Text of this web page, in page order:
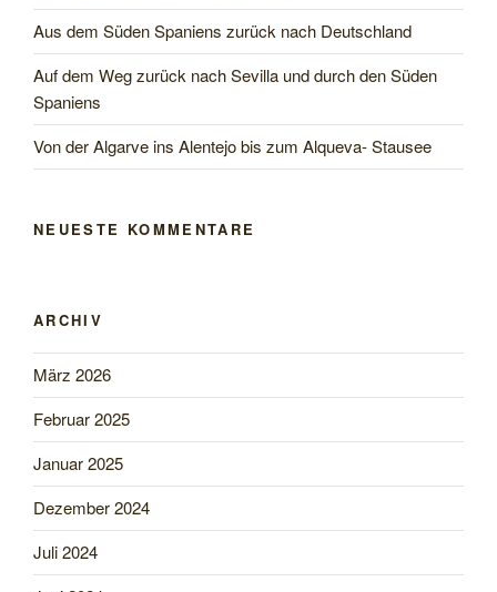
Aus dem Süden Spaniens zurück nach Deutschland
Auf dem Weg zurück nach Sevilla und durch den Süden
Spaniens
Von der Algarve ins Alentejo bis zum Alqueva- Stausee
NEUESTE KOMMENTARE
ARCHIV
März 2026
Februar 2025
Januar 2025
Dezember 2024
Juli 2024